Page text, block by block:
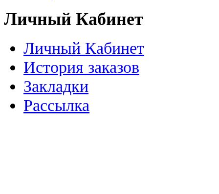
Личный Кабинет
Личный Кабинет
История заказов
Закладки
Рассылка